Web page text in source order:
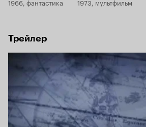
1966, фантастика 1973, мультфильм
Трейлер